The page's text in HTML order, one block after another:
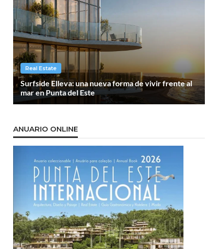
Real Estate
Surfside Elleva: una nueva forma de vivir frente al
mar en Punta del Este
ANUARIO ONLINE